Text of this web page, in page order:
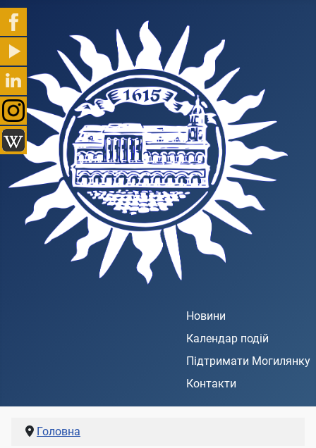
Новини
Календар подій
Підтримати Могилянку
Контакти
Головна